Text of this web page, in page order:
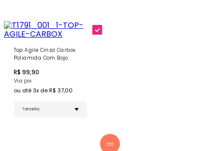
Características
Forro na Parte Traseira - O forro estratégico
garante conforto absoluto, evita transparências
indesejadas e proporciona segurança extra para
agachamentos e alongamentos.
Tag Exclusiva Donna Carioca - A tag emborrachada
combinação perfeita entre delicadeza, conforto e
Top Agile Cinza Carbox
Poliamida Com Bojo
R$ 99,90
Via pix
ou até3x de R$ 37,00